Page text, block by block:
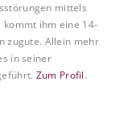
mittels
ihm eine 14-
zugute. Allein mehr
in seiner
Zum Profil.